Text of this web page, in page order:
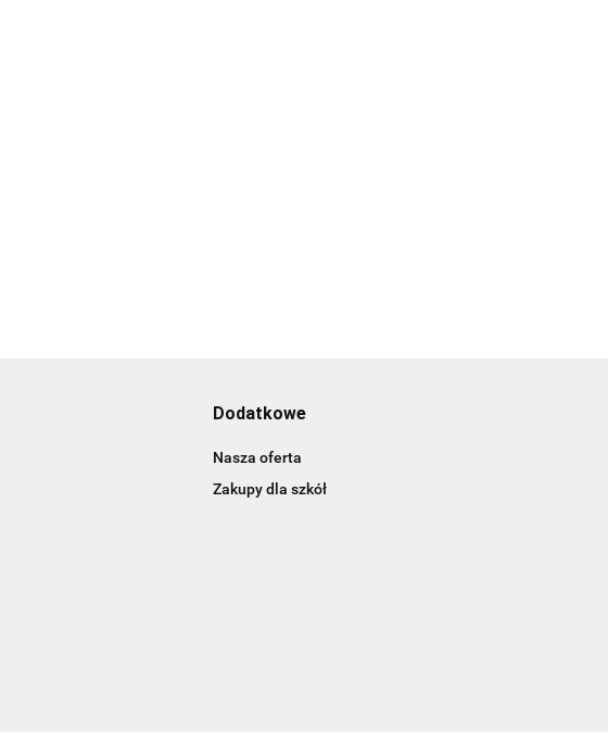
Dodatkowe
Nasza oferta
Zakupy dla szkół